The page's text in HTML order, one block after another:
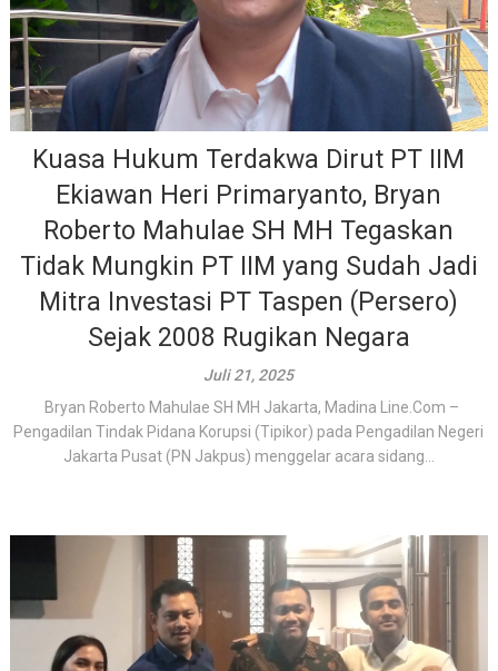
Kuasa Hukum Terdakwa Dirut PT IIM
Ekiawan Heri Primaryanto, Bryan
Roberto Mahulae SH MH Tegaskan
Tidak Mungkin PT IIM yang Sudah Jadi
Mitra Investasi PT Taspen (Persero)
Sejak 2008 Rugikan Negara
Juli 21, 2025
Bryan Roberto Mahulae SH MH Jakarta, Madina Line.Com –
Pengadilan Tindak Pidana Korupsi (Tipikor) pada Pengadilan Negeri
Jakarta Pusat (PN Jakpus) menggelar acara sidang...